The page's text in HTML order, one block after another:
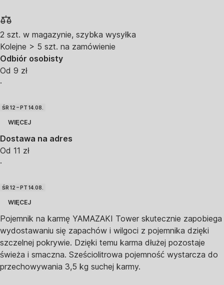
2 szt. w magazynie, szybka wysyłka
Kolejne > 5 szt. na zamówienie
Odbiór osobisty
Od 9 zł
·
ŚR 12 – PT 14.08.
WIĘCEJ
Dostawa na adres
Od 11 zł
·
ŚR 12 – PT 14.08.
WIĘCEJ
Pojemnik na karmę YAMAZAKI Tower skutecznie zapobiega
wydostawaniu się zapachów i wilgoci z pojemnika dzięki
szczelnej pokrywie. Dzięki temu karma dłużej pozostaje
świeża i smaczna. Sześciolitrowa pojemność wystarcza do
przechowywania 3,5 kg suchej karmy.